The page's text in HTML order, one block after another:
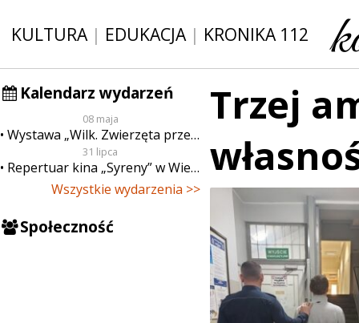
KULTURA| EDUKACJA| KRONIKA 112
Kalendarz wydarzeń
08 maja
Wystawa „Wilk. Zwierzęta przeklęte”
31 lipca
Repertuar kina „Syreny” w Wieluniu w dn. od 31 lipca do 6 sierpnia
Wszystkie wydarzenia >>
Społeczność
Trzej